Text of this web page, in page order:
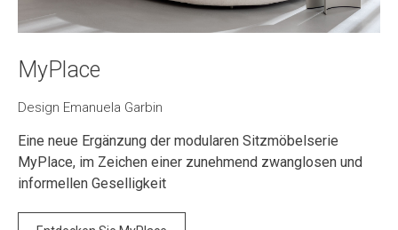
MyPlace
Design Emanuela Garbin
Eine neue Ergänzung der modularen Sitzmöbelserie
MyPlace, im Zeichen einer zunehmend zwanglosen und
informellen Geselligkeit